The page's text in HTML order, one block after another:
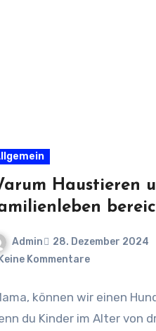
Haustieren
Admin
28. Dezember 2024
Keine Kommentare
können wir einen
du Kinder im Alter von